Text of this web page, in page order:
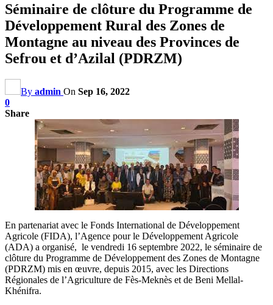
Séminaire de clôture du Programme de
Développement Rural des Zones de
Montagne au niveau des Provinces de
Sefrou et d’Azilal (PDRZM)
By admin On Sep 16, 2022
0
Share
En partenariat avec le Fonds International de Développement
Agricole (FIDA), l’Agence pour le Développement Agricole
(ADA) a organisé, le vendredi 16 septembre 2022, le séminaire de
clôture du Programme de Développement des Zones de Montagne
(PDRZM) mis en œuvre, depuis 2015, avec les Directions
Régionales de l’Agriculture de Fès-Meknès et de Beni Mellal-
Khénifra.